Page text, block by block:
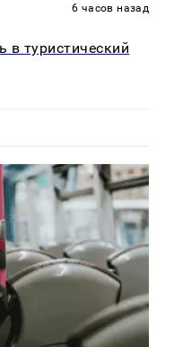
6 часов назад
в туристический